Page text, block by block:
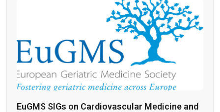
EuGMS SIGs on Cardiovascular Medicine and